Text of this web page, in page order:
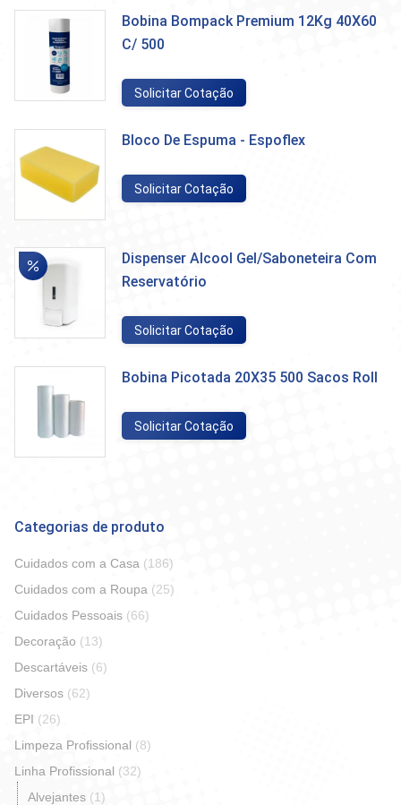
Bobina Bompack Premium 12Kg 40X60
C/ 500
Solicitar Cotação
Bloco De Espuma - Espoflex
Solicitar Cotação
Dispenser Alcool Gel/Saboneteira Com
Reservatório
Solicitar Cotação
Bobina Picotada 20X35 500 Sacos Roll
Solicitar Cotação
Categorias de produto
Cuidados com a Casa (186)
Cuidados com a Roupa (25)
Cuidados Pessoais (66)
Decoração (13)
Descartáveis (6)
Diversos (62)
EPI (26)
Limpeza Profissional (8)
Linha Profissional (32)
Alvejantes (1)